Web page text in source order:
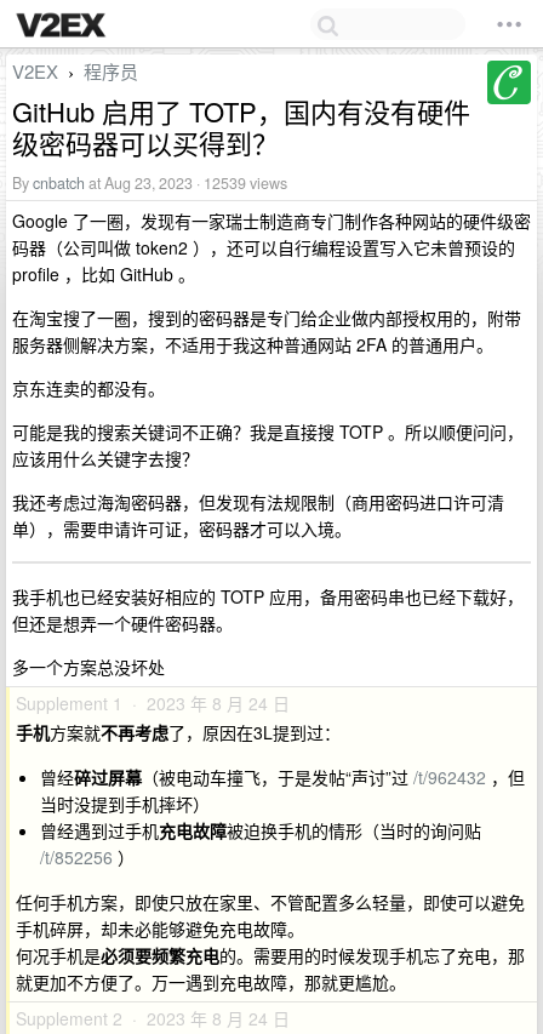
V2EX › 程序员
GitHub 启用了 TOTP，国内有没有硬件
级密码器可以买得到？
Bycnbatch at Aug 23, 2023 · 12539 views
Google 了一圈，发现有一家瑞士制造商专门制作各种网站的硬件级密
码器（公司叫做 token2 ），还可以自行编程设置写入它未曾预设的
profile ，比如 GitHub 。
在淘宝搜了一圈，搜到的密码器是专门给企业做内部授权用的，附带
服务器侧解决方案，不适用于我这种普通网站 2FA 的普通用户。
京东连卖的都没有。
可能是我的搜索关键词不正确？我是直接搜 TOTP 。所以顺便问问，
应该用什么关键字去搜？
我还考虑过海淘密码器，但发现有法规限制（商用密码进口许可清
单），需要申请许可证，密码器才可以入境。
我手机也已经安装好相应的 TOTP 应用，备用密码串也已经下载好，
但还是想弄一个硬件密码器。
多一个方案总没坏处
Supplement 1 · 2023 年 8 月 24 日
手机方案就不再考虑了，原因在3L提到过：
曾经碎过屏幕（被电动车撞飞，于是发帖“声讨”过 /t/962432 ，但
当时没提到手机摔坏）
曾经遇到过手机充电故障被迫换手机的情形（当时的询问贴
/t/852256 ）
任何手机方案，即使只放在家里、不管配置多么轻量，即使可以避免
手机碎屏，却未必能够避免充电故障。
何况手机是必须要频繁充电的。需要用的时候发现手机忘了充电，那
就更加不方便了。万一遇到充电故障，那就更尴尬。
Supplement 2 · 2023 年 8 月 24 日